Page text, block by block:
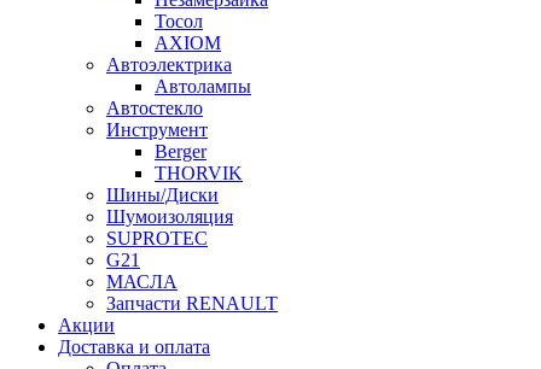
Тосол
AXIOM
Автоэлектрика
Автолампы
Автостекло
Инструмент
Berger
THORVIK
Шины/Диски
Шумоизоляция
SUPROTEC
G21
МАСЛА
Запчасти RENAULT
Акции
Доставка и оплата